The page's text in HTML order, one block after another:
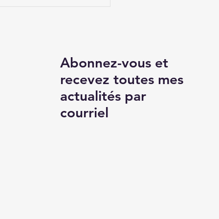
Abonnez-vous et
recevez toutes mes
actualités par
courriel